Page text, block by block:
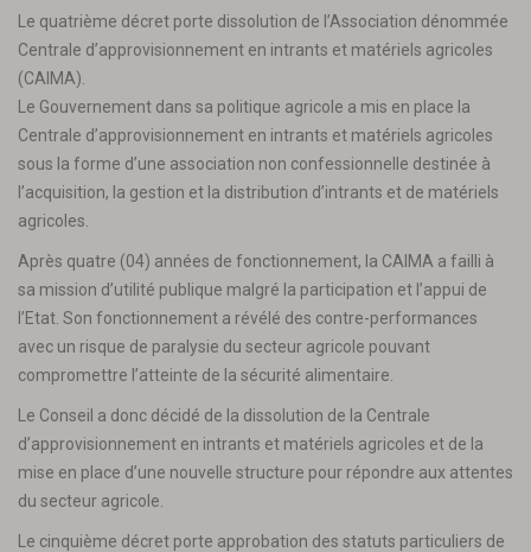
Le quatrième décret porte dissolution de l’Association dénommée
Centrale d’approvisionnement en intrants et matériels agricoles
(CAIMA).
Le Gouvernement dans sa politique agricole a mis en place la
Centrale d’approvisionnement en intrants et matériels agricoles
sous la forme d’une association non confessionnelle destinée à
l’acquisition, la gestion et la distribution d’intrants et de matériels
agricoles.
Après quatre (04) années de fonctionnement, la CAIMA a failli à
sa mission d’utilité publique malgré la participation et l’appui de
l’Etat. Son fonctionnement a révélé des contre-performances
avec un risque de paralysie du secteur agricole pouvant
compromettre l’atteinte de la sécurité alimentaire.
Le Conseil a donc décidé de la dissolution de la Centrale
d’approvisionnement en intrants et matériels agricoles et de la
mise en place d’une nouvelle structure pour répondre aux attentes
du secteur agricole.
Le cinquième décret porte approbation des statuts particuliers de